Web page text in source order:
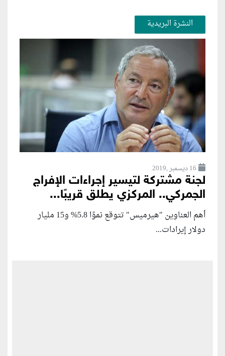
النشرة البريدية
16 ديسمبر ,2019
لجنة مشتركة لتيسير إجراءات الإفراج
الجمركي.. المركزي يطلق قريبًا...
أهم العناوين "هيرميس" تتوقع نموًا 5.8% و15 مليار
دولار إيرادات...